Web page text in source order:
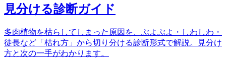
見分ける診断ガイド
多肉植物を枯らしてしまった原因を、ぶよぶよ・しわしわ・
徒長など「枯れ方」から切り分ける診断形式で解説。見分け
方と次の一手がわかります。